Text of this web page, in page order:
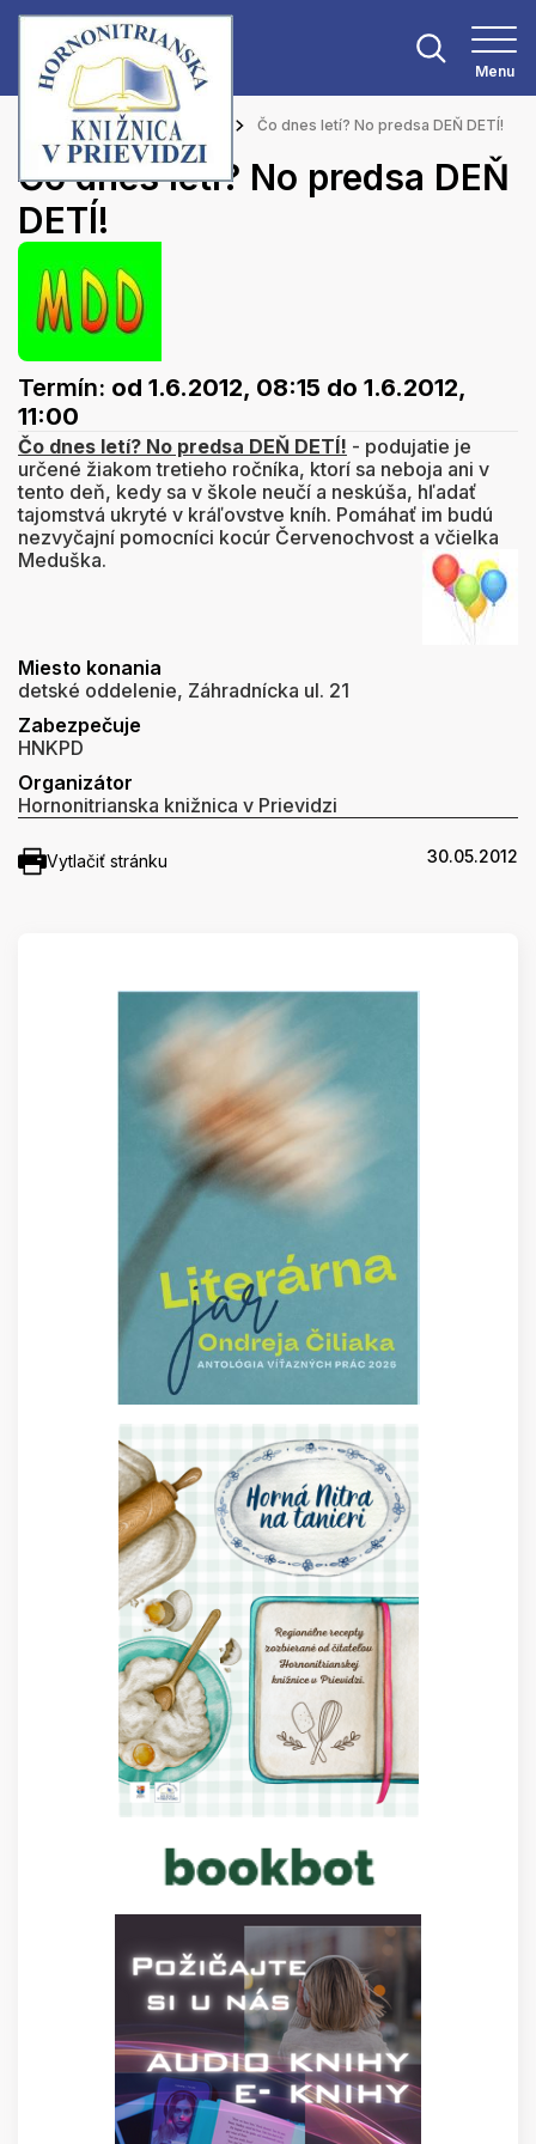
Menu
Hlavná stránka Podujatia Čo dnes letí? No predsa DEŇ DETÍ!
Čo dnes letí? No predsa DEŇ
DETÍ!
Termín: od 1.6.2012, 08:15 do 1.6.2012,
11:00
Čo dnes letí? No predsa DEŇ DETÍ! - podujatie je
určené žiakom tretieho ročníka, ktorí sa neboja ani v
tento deň, kedy sa v škole neučí a neskúša, hľadať
tajomstvá ukryté v kráľovstve kníh. Pomáhať im budú
nezvyčajní pomocníci kocúr Červenochvost a včielka
Meduška.
Miesto konania
detské oddelenie, Záhradnícka ul. 21
Zabezpečuje
HNKPD
Organizátor
Hornonitrianska knižnica v Prievidzi
Vytlačiť stránku 30.05.2012